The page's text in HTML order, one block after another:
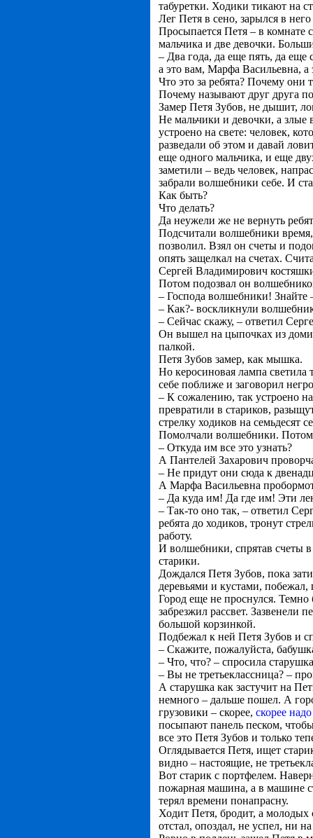
табуретки. Ходики тикают на
Лег Петя в сено, зарылся в
Просыпается Петя – в комнате
мальчика и две девочки.
– Два года, да еще пять, да
а это вам, Марфа Васильевна,
Что это за ребята? Почему
Почему называют друг друга
Замер Петя Зубов, не дышит,
Не мальчики и девочки, а злые
устроено на свете: человек,
разведали об этом и давай
еще одного мальчика, и еще
заметили – ведь человек,
забрали волшебники себе. И
Как быть?
Что делать?
Да неужели же не вернуть
Подсчитали волшебники
позволил. Взял он счеты и
опять защелкал на счетах.
Сергей Владимирович
Потом подозвал он
– Господа волшебники! Знайте
– Как?- воскликнули
– Сейчас скажу, – ответил
Он вышел на цыпочках из
палкой.
Петя Зубов замер, как мышка.
Но керосиновая лампа
себе поближе и заговорил
– К сожалению, так устроено
превратили в стариков,
стрелку ходиков на семьдесят
Помолчали волшебники. Потом
– Откуда им все это узнать?
А Пантелей Захарович
– Не придут они сюда к
А Марфа Васильевна
– Да куда им! Да где им! Эти
– Так-то оно так, – ответил
ребята до ходиков, тронут
работу.
И волшебники, спрятав счеты
старики.
Дождался Петя Зубов, пока
деревьями и кустами, побежал,
Город еще не проснулся.
забрезжил рассвет. Зазвенели
большой корзинкой.
Подбежал к ней Петя Зубов и
– Скажите, пожалуйста,
– Что, что? – спросила
– Вы не третьеклассница? –
А старушка как застучит на
немного – дальше пошел. А
грузовики – скорее, скорее
посыпают панель песком,
все это Петя Зубов и только
Оглядывается Петя, ищет
видно – настоящие, не
Вот старик с портфелем.
пожарная машина, а в машине
терял времени понапрасну.
Ходит Петя, бродит, а молодых
отстал, опоздал, не успел, ни